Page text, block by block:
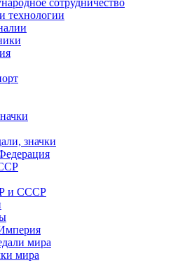
сотрудничество
технологии
значки
и СССР
мира
мира